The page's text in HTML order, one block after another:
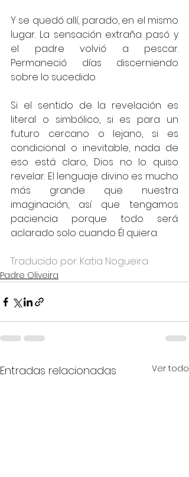
Y se quedó allí, parado, en el mismo
lugar. La sensación extraña pasó y
el padre volvió a pescar.
Permaneció días discerniendo
sobre lo sucedido.
Si el sentido de la revelación es
literal o simbólico, si es para un
futuro cercano o lejano, si es
condicional o inevitable, nada de
eso está claro, Dios no lo quiso
revelar. El lenguaje divino es mucho
más grande que nuestra
imaginación, así que tengamos
paciencia porque todo será
aclarado solo cuando Él quiera.
Traducido por: Katia Nogueira
Padre Oliveira
Entradas relacionadas Ver todo